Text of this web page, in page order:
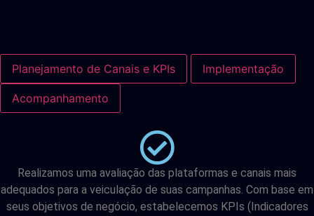
Planejamento de Canais e KPIs Implementação
Acompanhamento
Realizamos uma avaliação das plataformas e canais mais
adequados para a veiculação de suas campanhas. Com base em
seus objetivos de negócio, estabelecemos KPIs (Indicadores